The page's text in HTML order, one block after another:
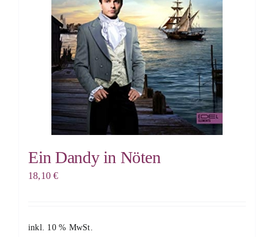
Ein Dandy in Nöten
18,10€
inkl. 10 % MwSt.